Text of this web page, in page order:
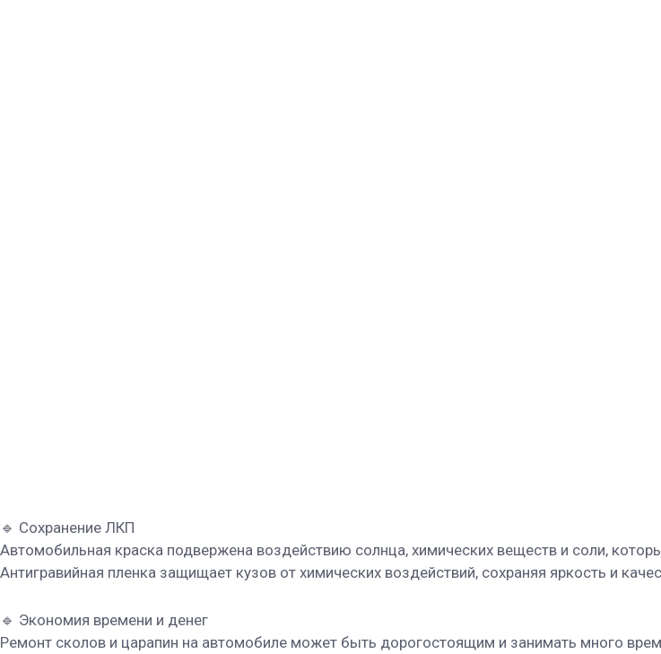
🔹 Сохранение ЛКП
Автомобильная краска подвержена воздействию солнца, химических веществ и соли,
Антигравийная пленка защищает кузов от химических воздействий, сохраняя яркость и
🔹 Экономия времени и денег
Ремонт сколов и царапин на автомобиле может быть дорогостоящим и занимать много